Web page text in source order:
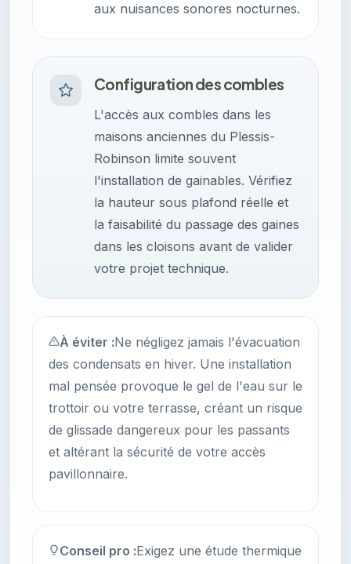
aux nuisances sonores nocturnes.
Configuration des combles
L'accès aux combles dans les
maisons anciennes du Plessis-
Robinson limite souvent
l'installation de gainables. Vérifiez
la hauteur sous plafond réelle et
la faisabilité du passage des gaines
dans les cloisons avant de valider
votre projet technique.
À éviter :Ne négligez jamais l'évacuation
des condensats en hiver. Une installation
mal pensée provoque le gel de l'eau sur le
trottoir ou votre terrasse, créant un risque
de glissade dangereux pour les passants
et altérant la sécurité de votre accès
pavillonnaire.
Conseil pro :Exigez une étude thermique